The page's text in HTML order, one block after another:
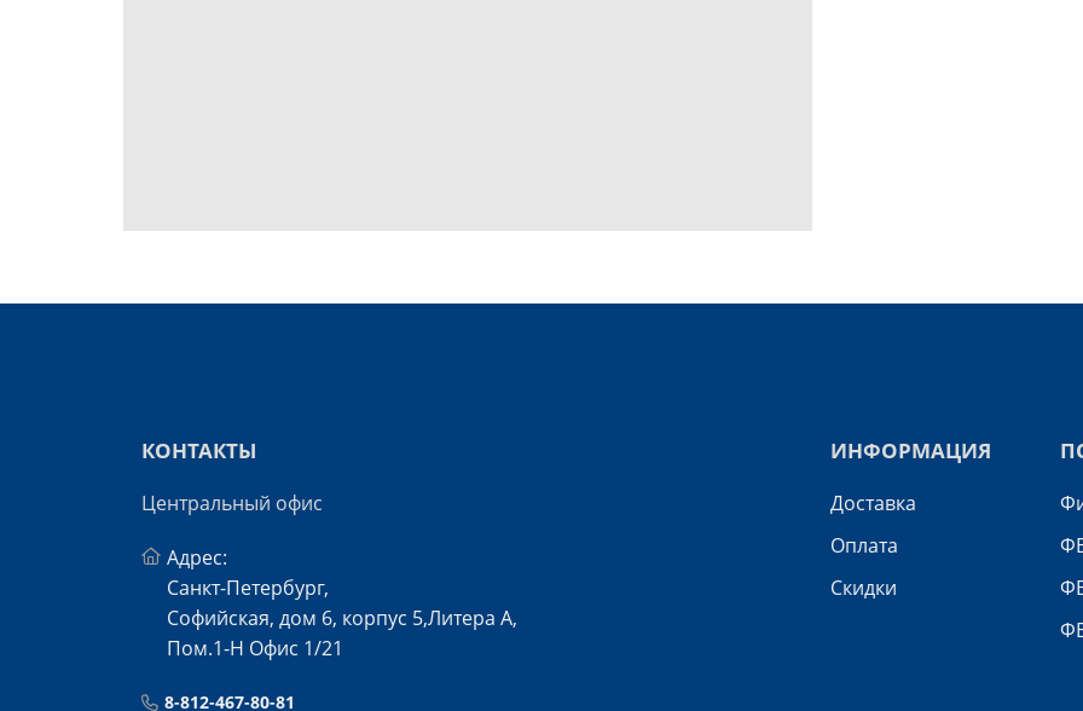
КОНТАКТЫ
Центральный офис
Адрес:
Санкт-Петербург,
Софийская, дом 6, корпус 5,Литера А,
Пом.1-Н Офис 1/21
8-812-467-80-81
ИНФОРМАЦИЯ
Доставка
Оплата
Скидки